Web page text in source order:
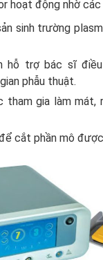
hoạt động nhờ các
sinh trường
hỗ trợ bác sĩ
phẫu thuật.
tham gia làm mát,
cắt phần mô